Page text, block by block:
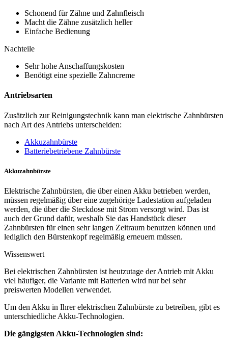
Schonend für Zähne und Zahnfleisch
Macht die Zähne zusätzlich heller
Einfache Bedienung
Nachteile
Sehr hohe Anschaffungskosten
Benötigt eine spezielle Zahncreme
Antriebsarten
Zusätzlich zur Reinigungstechnik kann man elektrische Zahnbürsten
nach Art des Antriebs unterscheiden:
Akkuzahnbürste
Batteriebetriebene Zahnbürste
Akkuzahnbürste
Elektrische Zahnbürsten, die über einen Akku betrieben werden,
müssen regelmäßig über eine zugehörige Ladestation aufgeladen
werden, die über die Steckdose mit Strom versorgt wird. Das ist
auch der Grund dafür, weshalb Sie das Handstück dieser
Zahnbürsten für einen sehr langen Zeitraum benutzen können und
lediglich den Bürstenkopf regelmäßig erneuern müssen.
Wissenswert
Bei elektrischen Zahnbürsten ist heutzutage der Antrieb mit Akku
viel häufiger, die Variante mit Batterien wird nur bei sehr
preiswerten Modellen verwendet.
Um den Akku in Ihrer elektrischen Zahnbürste zu betreiben, gibt es
unterschiedliche Akku-Technologien.
Die gängigsten Akku-Technologien sind: